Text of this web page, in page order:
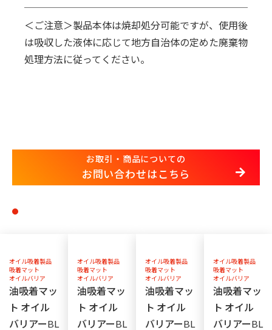
＜ご注意＞製品本体は焼却処分可能ですが、使用後
は吸収した液体に応じて地方自治体の定めた廃棄物
処理方法に従ってください。
お取引・商品についての
お問い合わせはこちら
オイル吸着製品
吸着マット
オイルバリア
油吸着マッ
ト オイル
バリアーBL
オイル吸着製品
吸着マット
オイルバリア
油吸着マッ
ト オイル
バリアーBL
オイル吸着製品
吸着マット
オイルバリア
油吸着マッ
ト オイル
バリアーBL
オイル吸着製品
吸着マット
オイルバリア
油吸着マッ
ト オイル
バリアーBL